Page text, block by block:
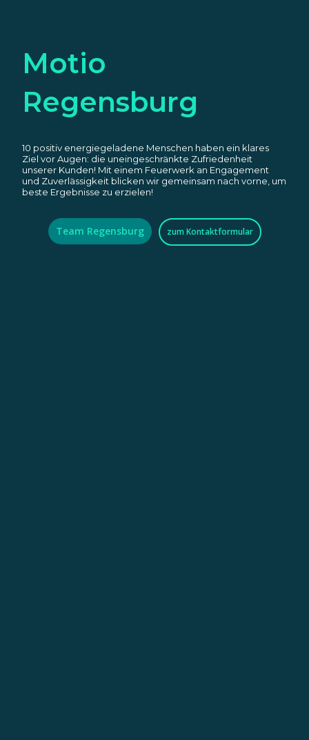
Motio
Regensburg
10 positiv energiegeladene Menschen haben ein klares
Ziel vor Augen: die uneingeschränkte Zufriedenheit
unserer Kunden! Mit einem Feuerwerk an Engagement
und Zuverlässigkeit blicken wir gemeinsam nach vorne, um
beste Ergebnisse zu erzielen!
Team Regensburg zum Kontaktformular